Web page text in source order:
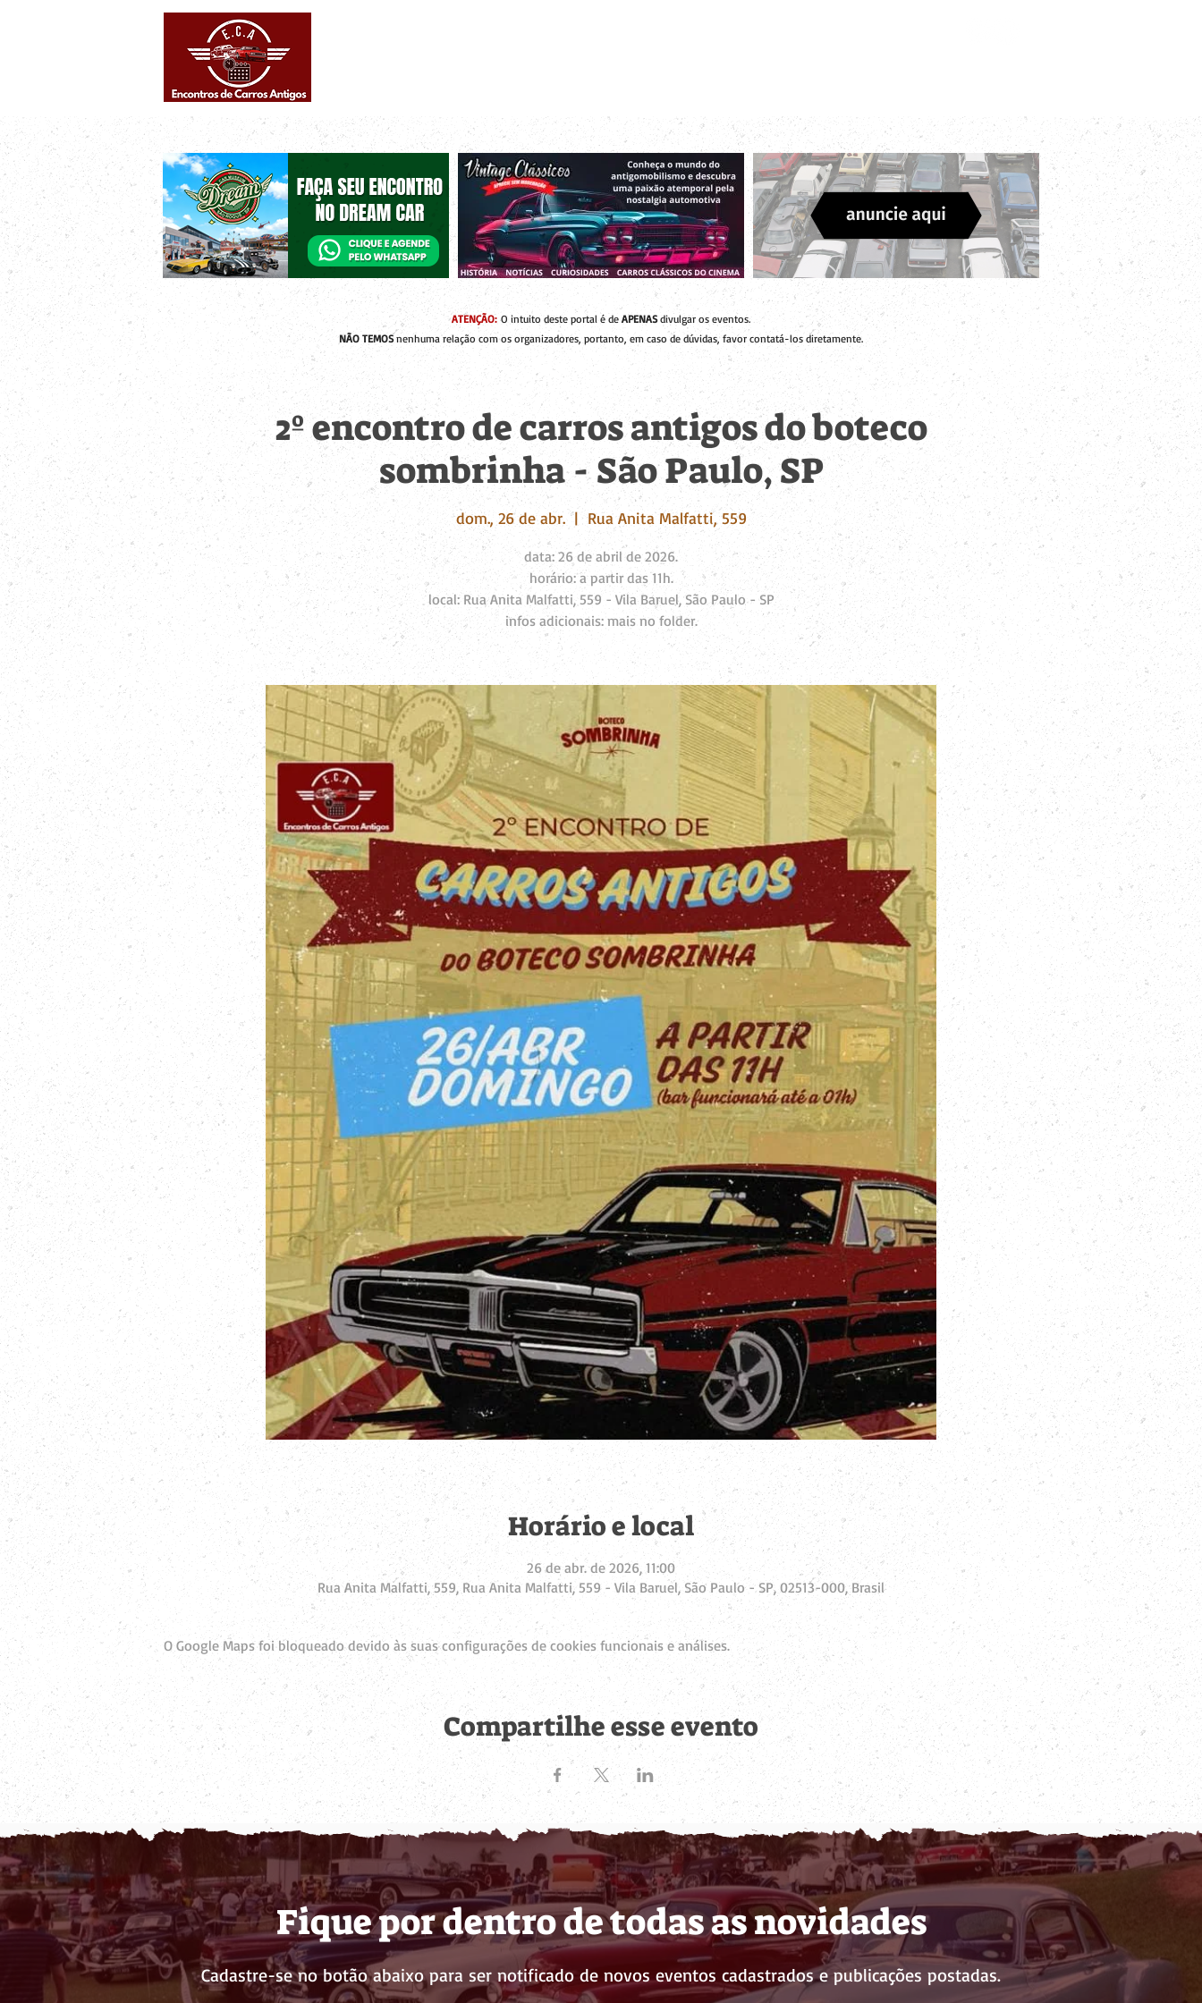
ATENÇÃO: O intuito deste portal é deAPENASdivulgar os eventos.
NÃO TEMOSnenhuma relação com os organizadores, portanto, em caso de dúvidas, favor contatá-los diretamente.
2º encontro de carros antigos do boteco
sombrinha - São Paulo, SP
dom., 26 de abr.
  |
Rua Anita Malfatti, 559
data: 26 de abril de 2026.
horário: a partir das 11h.
local: Rua Anita Malfatti, 559 - Vila Baruel, São Paulo - SP
infos adicionais: mais no folder.
Horário e local
26 de abr. de 2026, 11:00
Rua Anita Malfatti, 559, Rua Anita Malfatti, 559 - Vila Baruel, São Paulo - SP, 02513-000, Brasil
O Google Maps foi bloqueado devido às suas configurações de cookies funcionais e análises.
Compartilhe esse evento
Cadastre-se no botão abaixo para ser notificado de novos eventos cadastrados e publicações postadas.
Fique por dentro de todas as novidades